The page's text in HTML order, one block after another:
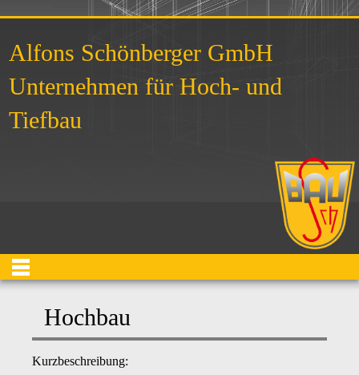
Alfons Schönberger GmbH
Unternehmen für Hoch- und
Tiefbau
Hochbau
Kurzbeschreibung: